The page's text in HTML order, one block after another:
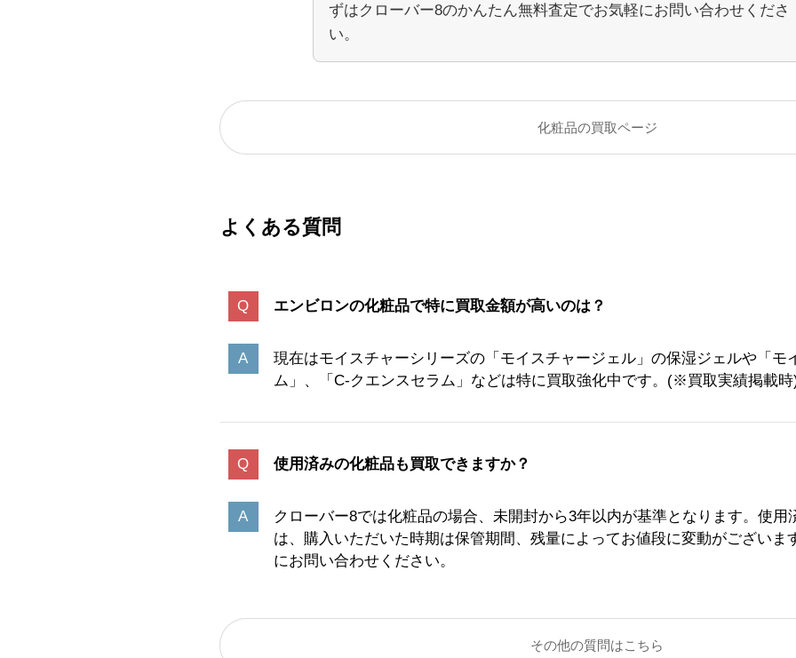
ずはクローバー8のかんたん無料査定でお気軽にお問い合わせくださ
い。
化粧品の買取ページ
よくある質問
エンビロンの化粧品で特に買取金額が高いのは？
現在はモイスチャーシリーズの「モイスチャージェル」の保湿ジェルや「モ
ム」、「C-クエンスセラム」などは特に買取強化中です。(※買取実績掲載時
使用済みの化粧品も買取できますか？
クローバー8では化粧品の場合、未開封から3年以内が基準となります。使用
は、購入いただいた時期は保管期間、残量によってお値段に変動がございま
にお問い合わせください。
その他の質問はこちら